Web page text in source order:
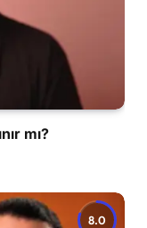
mı?
8.0